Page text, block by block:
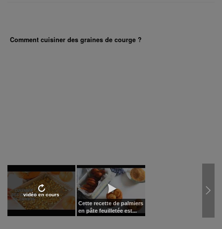
Comment cuisiner des graines de courge ?
vidéo en cours
Cette recette de palmiers
en pâte feuilletée est...